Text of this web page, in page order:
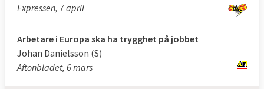
Christofer Fjellner (M)
Jasenko Selimović (L)
Cecilia Wikström (L)
Kristina Winberg (SD)
Peter Lundgren (SD)
Expressen, 7 april
Arbetare i Europa ska ha trygghet på jobbet
Johan Danielsson (S)
Aftonbladet, 6 mars